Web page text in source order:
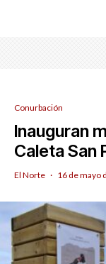
Conurbación
Inauguran
Caleta San
El Norte · 16 de mayo